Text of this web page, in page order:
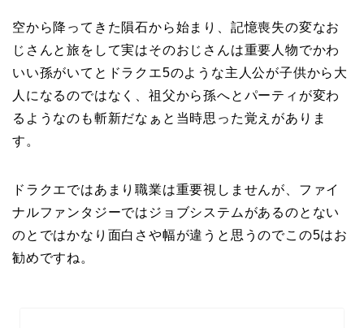
空から降ってきた隕石から始まり、記憶喪失の変なお
じさんと旅をして実はそのおじさんは重要人物でかわ
いい孫がいてとドラクエ5のような主人公が子供から大
人になるのではなく、祖父から孫へとパーティが変わ
るようなのも斬新だなぁと当時思った覚えがありま
す。
ドラクエではあまり職業は重要視しませんが、ファイ
ナルファンタジーではジョブシステムがあるのとない
のとではかなり面白さや幅が違うと思うのでこの5はお
勧めですね。